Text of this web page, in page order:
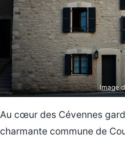
Image
Au cœur des Cévennes
charmante commune de